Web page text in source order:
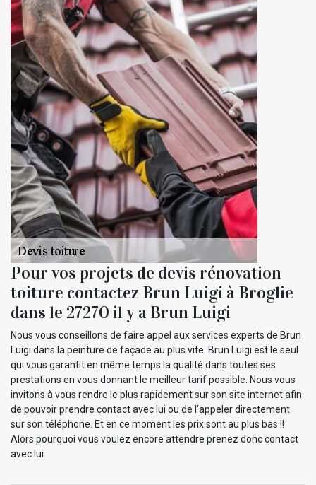
Pour vos projets de devis rénovation
toiture contactez Brun Luigi à Broglie
dans le 27270 il y a Brun Luigi
Nous vous conseillons de faire appel aux services experts de Brun
Luigi dans la peinture de façade au plus vite. Brun Luigi est le seul
qui vous garantit en même temps la qualité dans toutes ses
prestations en vous donnant le meilleur tarif possible. Nous vous
invitons à vous rendre le plus rapidement sur son site internet afin
de pouvoir prendre contact avec lui ou de l’appeler directement
sur son téléphone. Et en ce moment les prix sont au plus bas !!
Alors pourquoi vous voulez encore attendre prenez donc contact
avec lui.